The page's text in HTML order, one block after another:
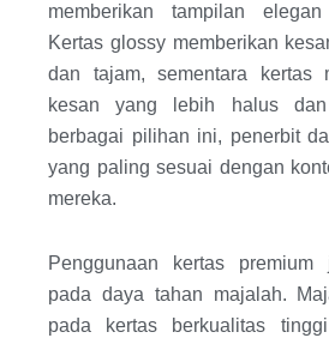
memberikan tampilan
Kertas glossy memberikan
dan tajam, sementara kertas
kesan yang lebih halus
berbagai pilihan ini, penerbit
yang paling sesuai dengan
mereka.
Penggunaan kertas premium
pada daya tahan majalah.
pada kertas berkualitas